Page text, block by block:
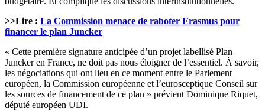
>>Lire : La Commission menace de raboter Erasmus pour
financer le plan Juncker
« Cette première signature anticipée d’un projet labellisé Plan
Juncker en France, ne doit pas nous éloigner de l’essentiel. À savoir,
les négociations qui ont lieu en ce moment entre le Parlement
européen, la Commission européenne et l’eurosceptique Conseil sur
les sources de financement de ce plan » prévient Dominique Riquet,
député européen UDI.